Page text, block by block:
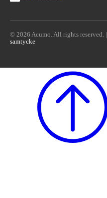
© 2026 Acumo. All rights reserved. |
samtycke